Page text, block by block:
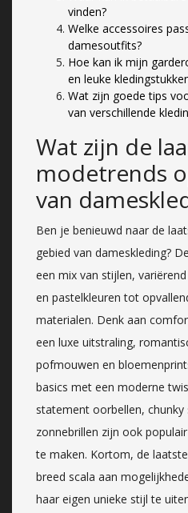
vinden?
Welke accessoires
damesoutfits?
Hoe kan ik mijn
en leuke
Wat zijn goede tips
van verschillende
Wat zijn de
modetrends
van
Ben je benieuwd naar de
gebied van dameskleding?
een mix van stijlen,
en pastelkleuren tot
materialen. Denk aan
een luxe uitstraling,
pofmouwen en
basics met een moderne
statement oorbellen, chunky
zonnebrillen zijn ook
te maken. Kortom, de
breed scala aan
haar eigen unieke stijl te